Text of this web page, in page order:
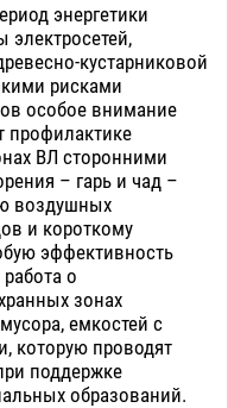
энергетики
электросетей,
кустарниковой
рисками
особое внимание
профилактике
ВЛ сторонними
– гарь и чад –
воздушных
и короткому
эффективность
о
зонах
емкостей с
которую проводят
поддержке
образований.